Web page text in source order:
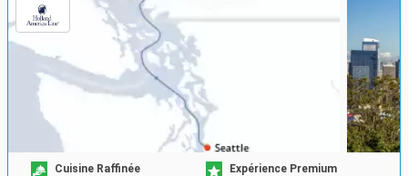
Cuisine Raffinée
Expérience Premium